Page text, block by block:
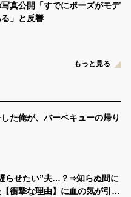
真公開「すでにポーズがモデ
」と反響
もっと見る
た俺が、バーベキューの帰り
らせたい”夫…？⇒知らぬ間に
衝撃な理由】に血の気が引い